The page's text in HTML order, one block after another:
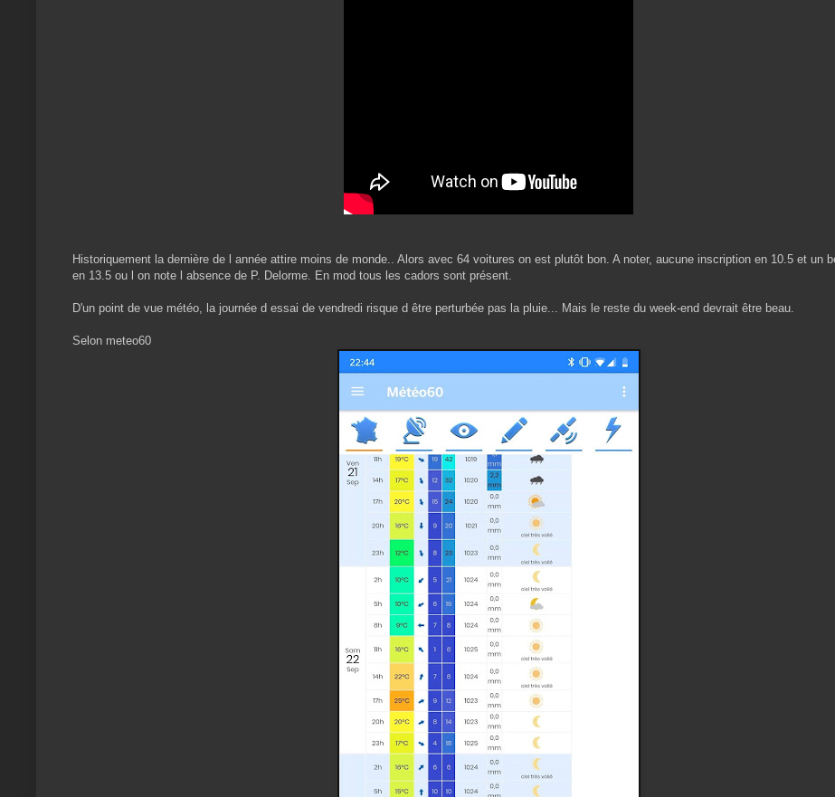
Historiquement la dernière de l année attire moins de monde.. Alors avec 64 voitures on est plutôt bon. A noter, aucune inscription en 10.5 et un
en 13.5 ou l on note l absence de P. Delorme. En mod tous les cadors sont présent.
D'un point de vue météo, la journée d essai de vendredi risque d être perturbée pas la pluie... Mais le reste du week-end devrait être beau.
Selon meteo60